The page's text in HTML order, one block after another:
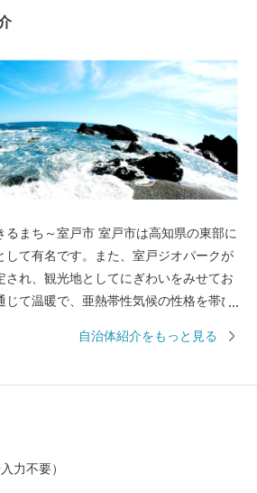
室戸市は高知県の東部に
して有名です。また、室戸ジオパークが
され、観光地としてにぎわいをみせてお
じて温暖で、亜熱帯性気候の性格を帯び
をはじめ作物の栽培には絶好です。他に
自治体紹介をもっと見る
力不要）